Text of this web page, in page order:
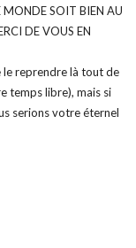
MONDE SOIT BIEN AU
DE VOUS EN
le reprendre là tout de
temps libre), mais si
serions votre éternel